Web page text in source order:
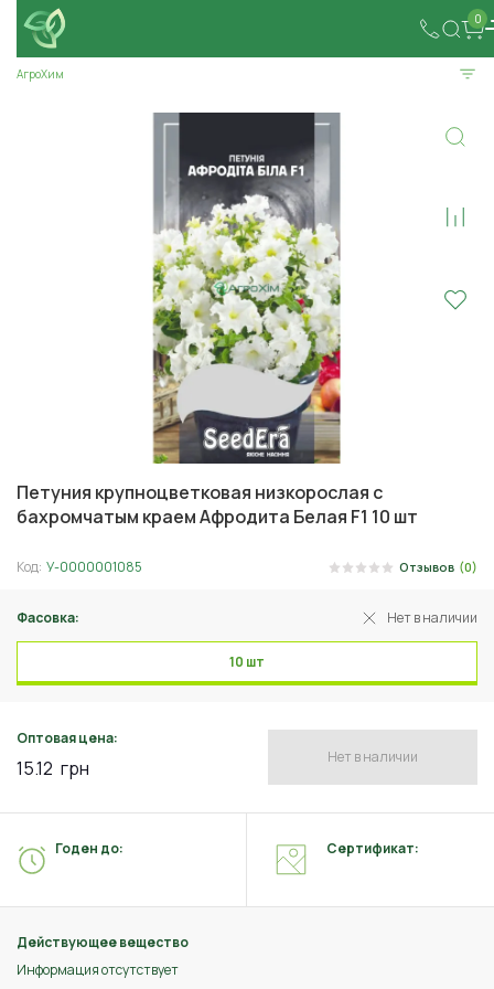
0
АгроХим
Петуния крупноцветковая низкорослая с
бахромчатым краем Афродита Белая F1 10 шт
Код: У-0000001085 Отзывов (0)
Фасовка: Нет в наличии
10 шт
Оптовая цена:
15.12 грн Нет в наличии
Действующее вещество
Информация отсутствует
Годен до: Сертификат: